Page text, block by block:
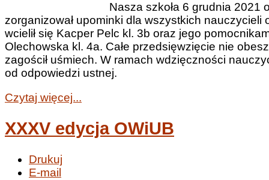
Nasza szkoła 6 grudnia 2021
zorganizował upominki dla wszystkich nauczycieli
wcielił się Kacper Pelc kl. 3b oraz jego
Olechowska kl. 4a. Całe przedsięwzięcie nie
zagościł uśmiech. W ramach wdzięczności
od odpowiedzi ustnej.
Czytaj więcej...
XXXV edycja OWiUB
Drukuj
E-mail